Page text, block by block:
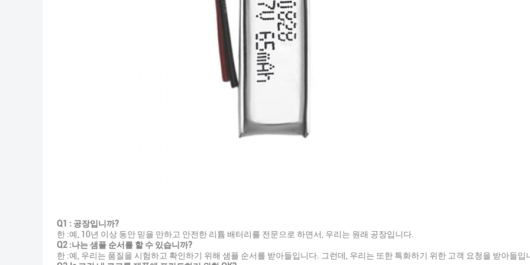
Q1 : 공장입니까?
한 :예, 10년 이상 동안 믿을 만하고 안전한 리튬 배터리를 전문으로 하면서, 우리는 원래 공장입니다.
Q2 :나는 샘플 순서를 할 수 있습니까?
한 :예, 우리는 품질을 시험하고 확인하기 위해 샘플 순서를 받아들입니다. 그런데, 우리는 또한 특화하기 위한 고객 요청을 받아들입